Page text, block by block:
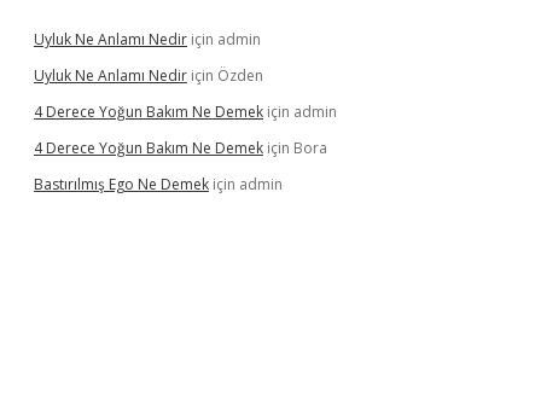
Uyluk Ne Anlamı Nedir için admin
Uyluk Ne Anlamı Nedir için Özden
4 Derece Yoğun Bakım Ne Demek için admin
4 Derece Yoğun Bakım Ne Demek için Bora
Bastırılmış Ego Ne Demek için admin